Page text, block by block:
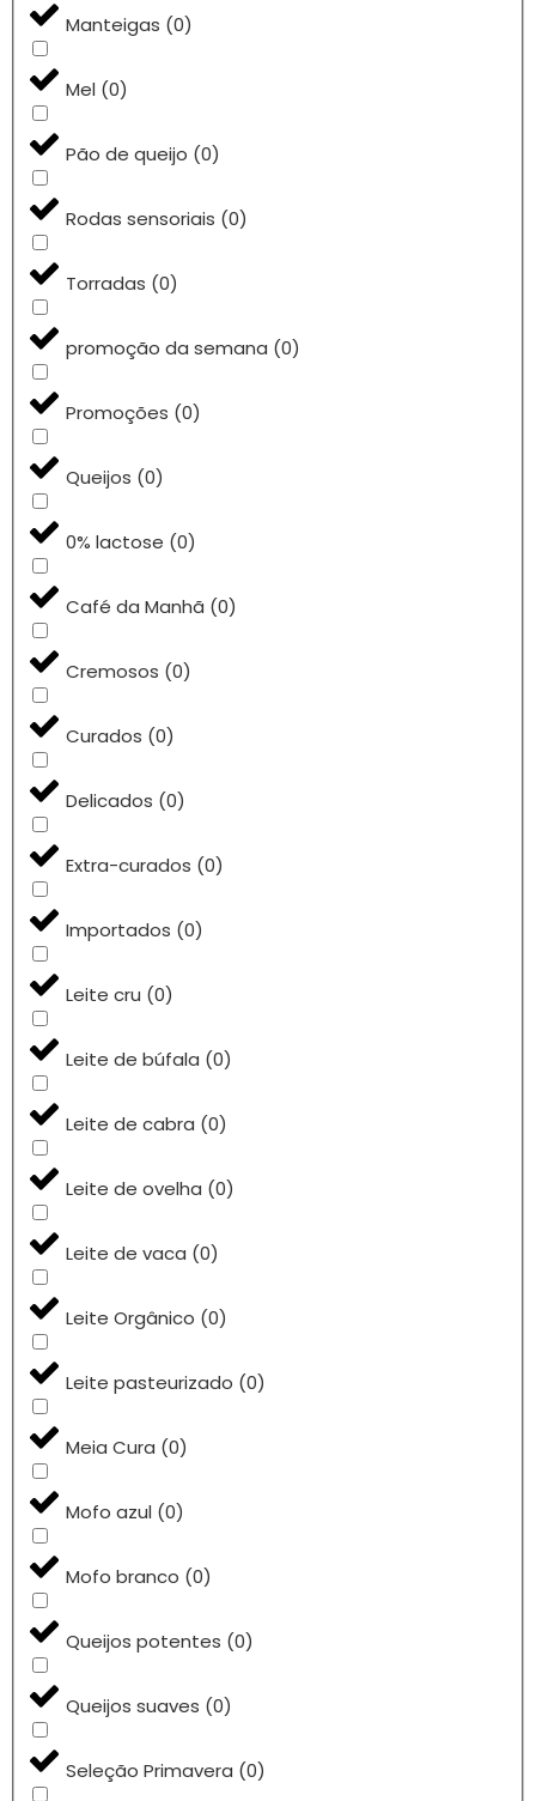
Manteigas (0)
Mel (0)
Pão de queijo (0)
Rodas sensoriais (0)
Torradas (0)
promoção da semana (0)
Promoções (0)
Queijos (0)
0% lactose (0)
Café da Manhã (0)
Cremosos (0)
Curados (0)
Delicados (0)
Extra-curados (0)
Importados (0)
Leite cru (0)
Leite de búfala (0)
Leite de cabra (0)
Leite de ovelha (0)
Leite de vaca (0)
Leite Orgânico (0)
Leite pasteurizado (0)
Meia Cura (0)
Mofo azul (0)
Mofo branco (0)
Queijos potentes (0)
Queijos suaves (0)
Seleção Primavera (0)